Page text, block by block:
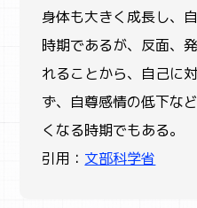
身体も大きく成長し、
時期であるが、反面、
れることから、自己に
ず、自尊感情の低下な
くなる時期でもある。
引用： 文部科学省